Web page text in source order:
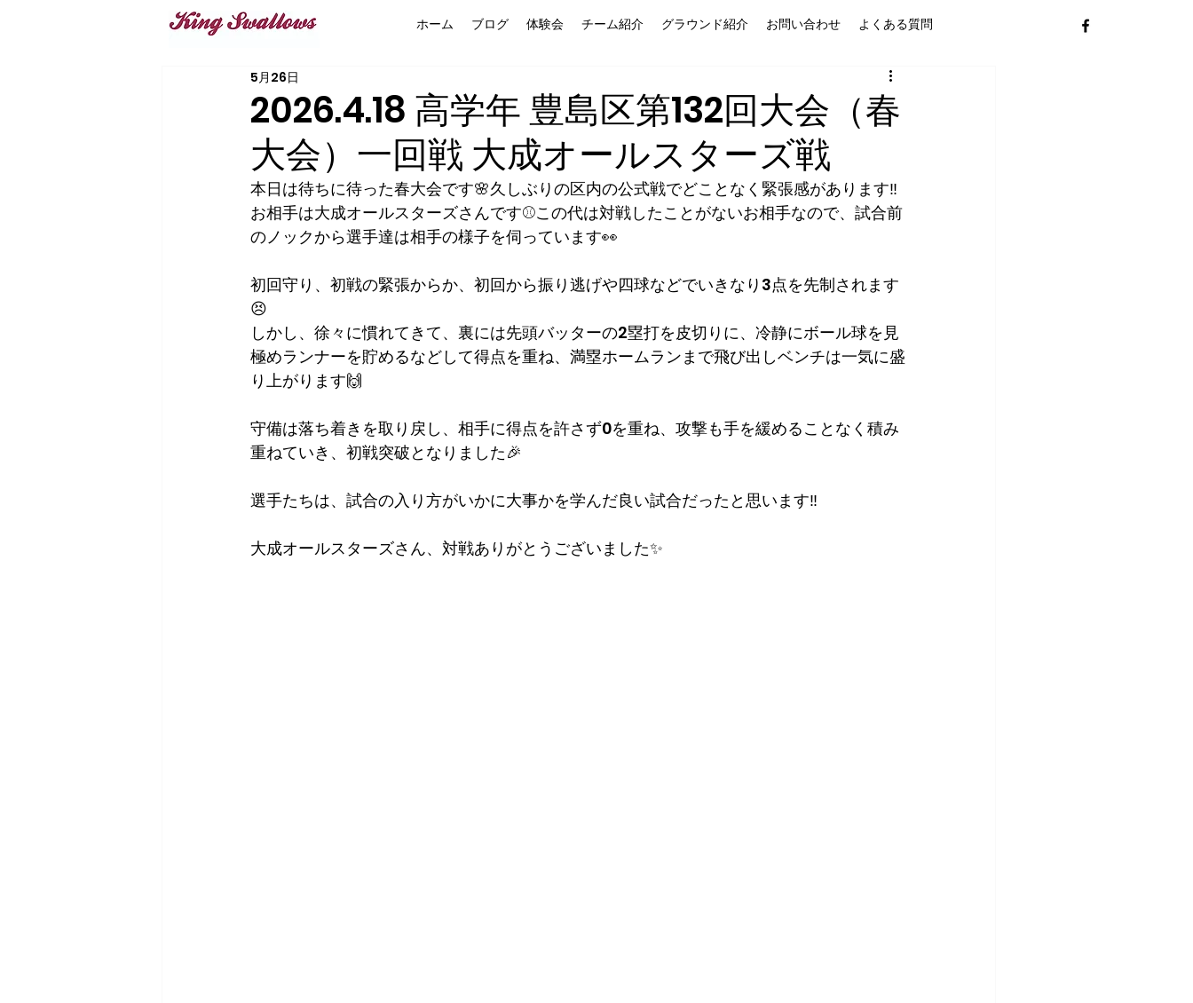
ホーム ブログ 体験会 チーム紹介 グラウンド紹介 お問い合わせ よくある質問
2026.4.18 高学年 豊島区第132回大会（春
大会）一回戦 大成オールスターズ戦
5月26日
本日は待ちに待った春大会です🌸久しぶりの区内の公式戦でどことなく緊張感があります‼️
お相手は大成オールスターズさんです⚾️この代は対戦したことがないお相手なので、試合前
のノックから選手達は相手の様子を伺っています👀
初回守り、初戦の緊張からか、初回から振り逃げや四球などでいきなり3点を先制されます
😣
しかし、徐々に慣れてきて、裏には先頭バッターの2塁打を皮切りに、冷静にボール球を見
極めランナーを貯めるなどして得点を重ね、満塁ホームランまで飛び出しベンチは一気に盛
り上がります🙌
守備は落ち着きを取り戻し、相手に得点を許さず0を重ね、攻撃も手を緩めることなく積み
重ねていき、初戦突破となりました🎉
選手たちは、試合の入り方がいかに大事かを学んだ良い試合だったと思います‼️
大成オールスターズさん、対戦ありがとうございました✨